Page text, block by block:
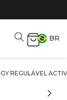
BR
REGULÁVEL